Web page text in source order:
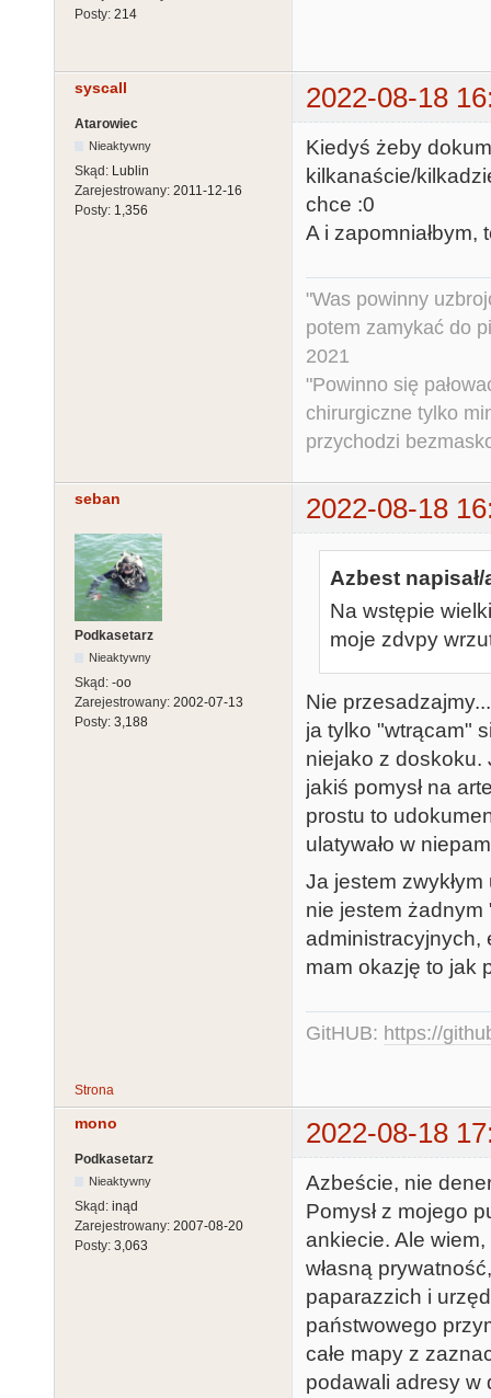
Posty: 214
syscall 2022-08-18
Atarowiec
Nieaktywny
Skąd: Lublin
Zarejestrowany: 2011-12-16
Posty: 1,356
Kiedyś żeby
kilkanaście/
chce :0
A i zapomniałbym,
"Was powinny
potem zamykać do
2021
"Powinno się
chirurgiczne tylko
przychodzi
seban 2022-08-18
Podkasetarz
Nieaktywny
Skąd: -oo
Zarejestrowany: 2002-07-13
Posty: 3,188
Azbest napisał/
Na wstępie
moje zdvpy
Nie
ja tylko "wtrącam"
niejako z doskoku.
jakiś pomysł na
prostu to
ulatywało w
Ja jestem
nie jestem
administracyjnych,
mam okazję to jak
GitHUB: https://
Strona
mono 2022-08-18
Podkasetarz
Nieaktywny
Skąd: inąd
Zarejestrowany: 2007-08-20
Posty: 3,063
Azbeście, nie
Pomysł z mojego
ankiecie. Ale
własną
paparazzich i
państwowego
całe mapy z
podawali adresy w